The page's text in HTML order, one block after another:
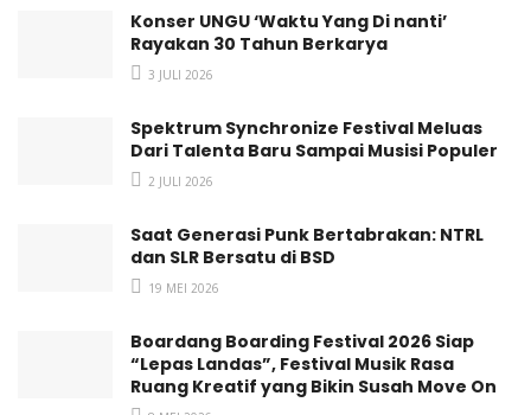
Konser UNGU ‘Waktu Yang Di nanti’
Rayakan 30 Tahun Berkarya
3 JULI 2026
Spektrum Synchronize Festival Meluas
Dari Talenta Baru Sampai Musisi Populer
2 JULI 2026
Saat Generasi Punk Bertabrakan: NTRL
dan SLR Bersatu di BSD
19 MEI 2026
Boardang Boarding Festival 2026 Siap
“Lepas Landas”, Festival Musik Rasa
Ruang Kreatif yang Bikin Susah Move On